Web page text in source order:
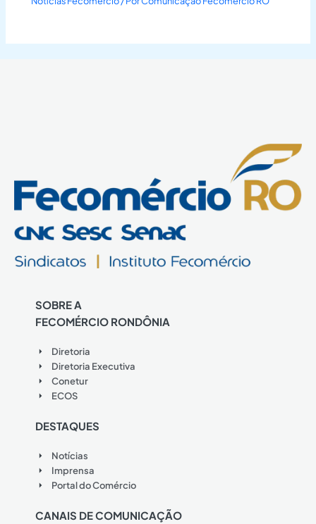
SOBRE A
FECOMÉRCIO RONDÔNIA
Diretoria
Diretoria Executiva
Conetur
ECOS
DESTAQUES
Notícias
Imprensa
Portal do Comércio
CANAIS DE COMUNICAÇÃO